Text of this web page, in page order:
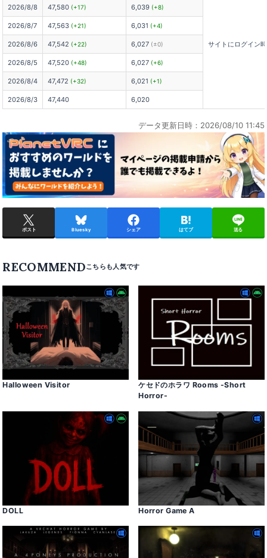
サイトにログイン
2026/8/8 47,580 (+17) 6,039 (+8)
2026/8/7 47,563 (+21) 6,031 (+4)
2026/8/6 47,542 (+22) 6,027 (±0)
2026/8/5 47,520 (+48) 6,027 (+6)
2026/8/4 47,472 (+32) 6,021 (+1)
2026/8/3 47,440 6,020
データ更新日時：2026/08/10 11:45
ポスト Bluesky シェア はてブ 送る
RECOMMEND
Halloween Visitor
ケセドのホラワ Rooms -Short
Horror-
DOLL Horror Game A